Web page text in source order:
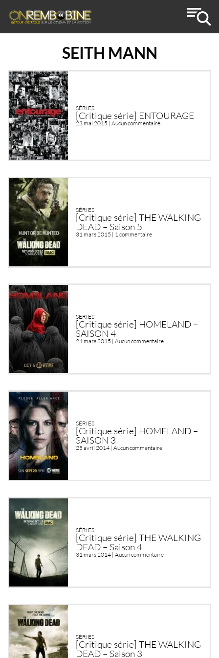
SEITH MANN
SÉRIES
[Critique série] ENTOURAGE
23 mai 2015 | Aucun commentaire
SÉRIES
[Critique série] THE WALKING
DEAD – Saison 5
31 mars 2015 | 1 commentaire
SÉRIES
[Critique série] HOMELAND –
SAISON 4
24 mars 2015 | Aucun commentaire
SÉRIES
[Critique série] HOMELAND –
SAISON 3
25 avril 2014 | Aucun commentaire
SÉRIES
[Critique série] THE WALKING
DEAD – Saison 4
31 mars 2014 | Aucun commentaire
SÉRIES
[Critique série] THE WALKING
DEAD – Saison 3